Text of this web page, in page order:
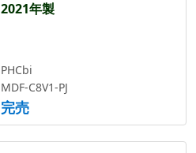
2021年製
PHCbi
MDF-C8V1-PJ
完売